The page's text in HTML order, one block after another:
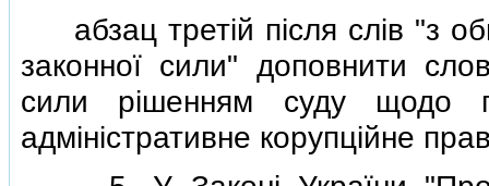
абзац третiй пiсля слiв "з
законної сили" доповнити
сили рiшенням суду щодо
адмiнiстративне корупцiйне